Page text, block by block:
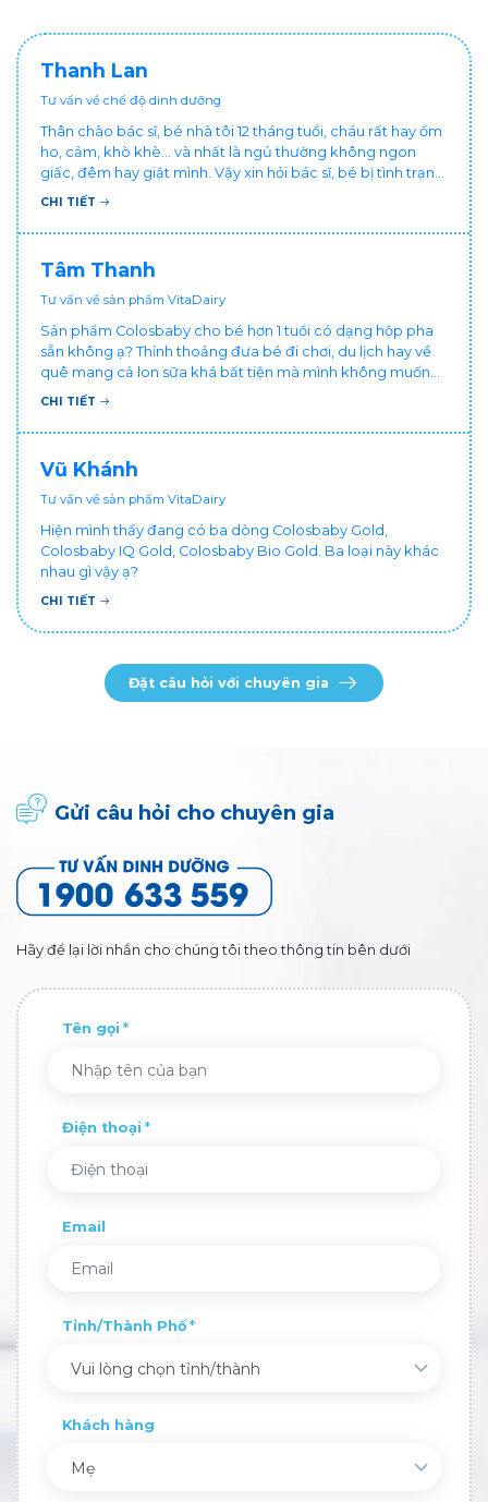
Thanh Lan
Tư vấn về chế độ dinh dưỡng
Thân chào bác sĩ, bé nhà tôi 12 tháng tuổi, cháu rất hay ốm
ho, cảm, khò khè... và nhất là ngủ thường không ngon
giấc, đêm hay giật mình. Vậy xin hỏi bác sĩ, bé bị tình trạng
vậy nên làm sao để con khỏe mạnh và ngủ ngon giấc hơn
chăm cháu hay ốm ạ?. Cảm ơn bác sĩ.
CHI TIẾT
Tâm Thanh
Tư vấn về sản phẩm VitaDairy
Sản phẩm Colosbaby cho bé hơn 1 tuổi có dạng hộp pha
sẵn không ạ? Thỉnh thoảng đưa bé đi chơi, du lịch hay về
quê mang cả lon sữa khá bất tiện mà mình không muốn
đổi cho bé dùng sữa tươi hộp khác sợ bé nạ sữa ảnh
CHI TIẾT
Vũ Khánh
Tư vấn về sản phẩm VitaDairy
Hiện mình thấy đang có ba dòng Colosbaby Gold,
Colosbaby IQ Gold, Colosbaby Bio Gold. Ba loại này khác
nhau gì vậy ạ?
CHI TIẾT
Đặt câu hỏi với chuyên gia
Gửi câu hỏi cho chuyên gia
Hãy để lại lời nhắn cho chúng tôi theo thông tin bên dưới
Tên gọi
Điện thoại
Email
Tỉnh/Thành Phố
Vui lòng chọn tỉnh/thành
Khách hàng
Mẹ